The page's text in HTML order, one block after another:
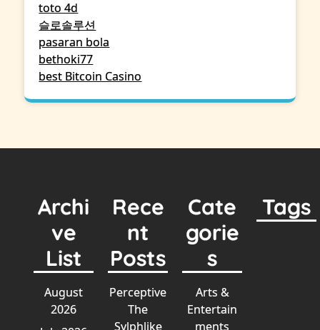
toto 4d
슬로솔루션
pasaran bola
bethoki77
best Bitcoin Casino
Archi
ve
List
August
2026
Rece
nt
Posts
Perceptive
The
Sylphlike
Cate
gorie
s
Arts &
Entertain
ments
Tags